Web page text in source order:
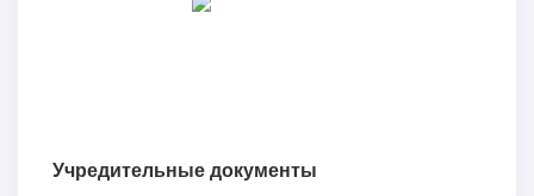
Учредительные документы